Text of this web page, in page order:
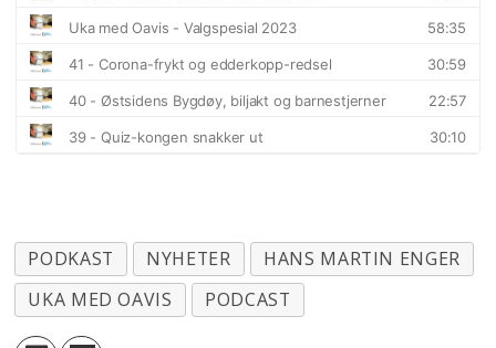
PODKAST NYHETER
HANS MARTIN ENGER
UKA MED OAVIS
PODCAST